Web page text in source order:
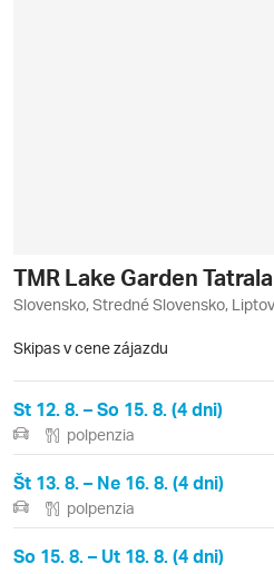
TMR Lake Garden
Slovensko, Stredné Slovensko,
Skipas v cene zájazdu
St 12. 8. – So 15. 8. (4 dni)
polpenzia
Št 13. 8. – Ne 16. 8. (4 dni)
polpenzia
So 15. 8. – Ut 18. 8. (4 dni)